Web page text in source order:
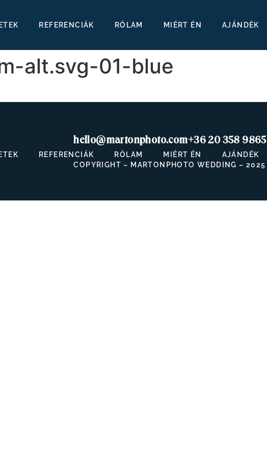
REFERENCIÁK RÓLAM MIÉRT ÉN AJÁNDÉK
alt.svg-01-blue
hello@martonphoto.com+36 20 358 9865
REFERENCIÁK RÓLAM MIÉRT ÉN AJÁNDÉK
COPYRIGHT – MARTONPHOTO WEDDING – 2025